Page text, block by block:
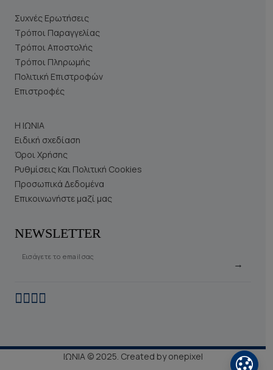
Συχνές Ερωτήσεις
Τρόποι Παραγγελίας
Τρόποι Αποστολής
Τρόποι Πληρωμής
Πολιτική Επιστροφών
Επιστροφές
Η ΙΩΝΙΑ
Ειδική σχεδίαση
Όροι Χρήσης
Ρυθμίσεις Και Πολιτική Cookies
Προσωπικά Δεδομένα
Επικοινωνήστε μαζί μας
NEWSLETTER
Εισάγετε το email σας
→
ΙΩΝΙΑ © 2025. Created byonepixel